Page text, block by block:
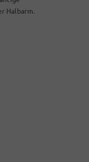
Halbarm.